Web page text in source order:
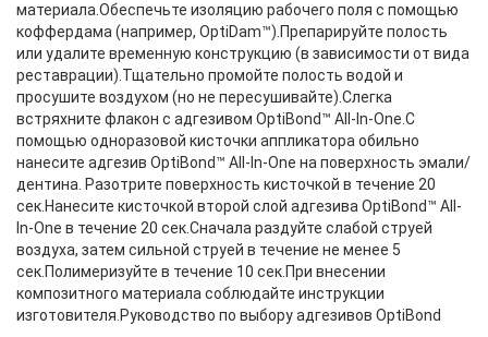
материала.Обеспечьте изоляцию рабочего поля с помощью
коффердама (например, OptiDam™).Препарируйте полость
или удалите временную конструкцию (в зависимости от вида
реставрации).Тщательно промойте полость водой и
просушите воздухом (но не пересушивайте).Слегка
встряхните флакон с адгезивом OptiBond™ All-In-One.С
помощью одноразовой кисточки аппликатора обильно
нанесите адгезив OptiBond™ All-In-One на поверхность эмали/
дентина. Разотрите поверхность кисточкой в течение 20
сек.Нанесите кисточкой второй слой адгезива OptiBond™ All-
In-One в течение 20 сек.Сначала раздуйте слабой струей
воздуха, затем сильной струей в течение не менее 5
сек.Полимеризуйте в течение 10 сек.При внесении
композитного материала соблюдайте инструкции
изготовителя.Руководство по выбору адгезивов OptiBond